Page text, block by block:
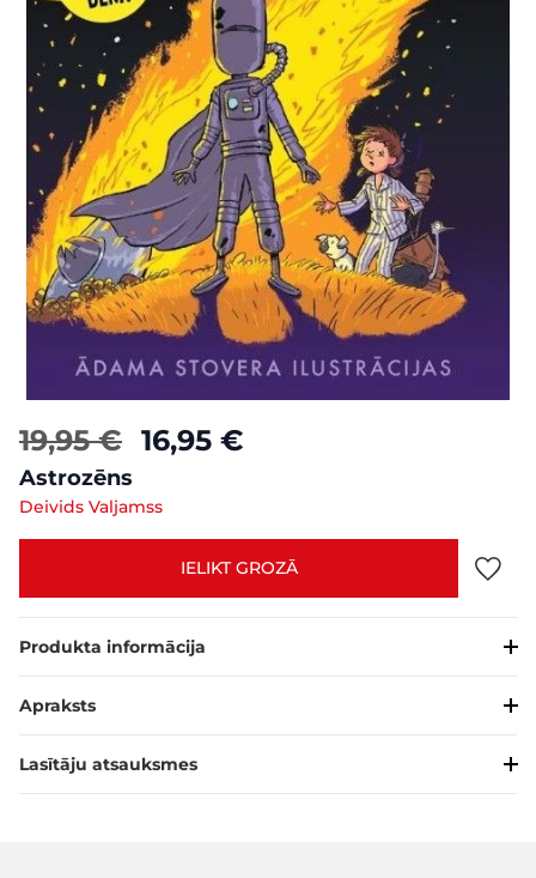
19,95 € 16,95 €
Astrozēns
Deivids Valjamss
IELIKT GROZĀ
Produkta informācija
Apraksts
Lasītāju atsauksmes